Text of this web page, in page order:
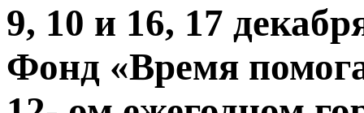
9, 10 и 16, 17
Фонд «Время